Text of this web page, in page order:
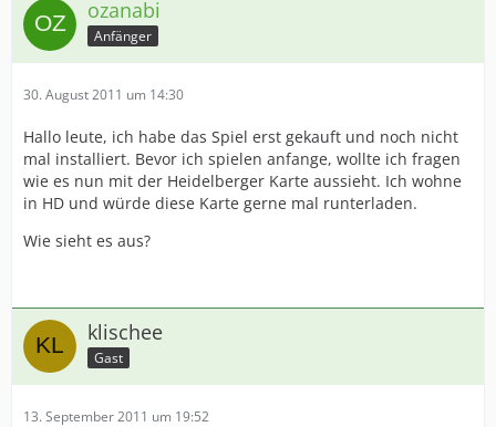
ozanabi
Anfänger
30. August 2011 um 14:30
Hallo leute, ich habe das Spiel erst gekauft und noch nicht
mal installiert. Bevor ich spielen anfange, wollte ich fragen
wie es nun mit der Heidelberger Karte aussieht. Ich wohne
in HD und würde diese Karte gerne mal runterladen.
Wie sieht es aus?
klischee
Gast
13. September 2011 um 19:52